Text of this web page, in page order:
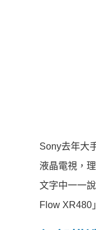
Sony去年大
液晶電視，
文字中一一
Flow XR480